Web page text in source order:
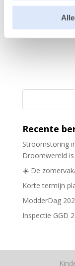
voor de
Recente
Stroomstoring
Droomwereld
☀️ De
Korte termijn
ModderDag
Inspectie GGD